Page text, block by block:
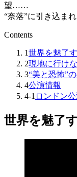
望……
“奈落”に引き込ま
Contents
1世界を魅了
2現地に行け
3“美と恐怖”
4公演情報
4-1 ロンドン公
世界を魅了